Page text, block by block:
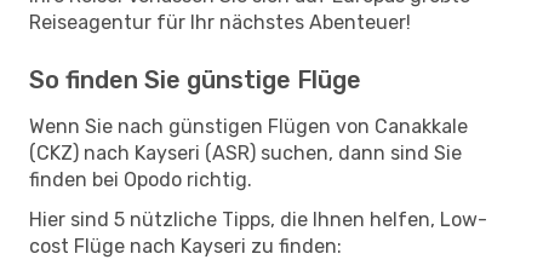
Reiseagentur für Ihr nächstes Abenteuer!
So finden Sie günstige Flüge
Wenn Sie nach günstigen Flügen von Canakkale
(CKZ) nach Kayseri (ASR) suchen, dann sind Sie
finden bei Opodo richtig.
Hier sind 5 nützliche Tipps, die Ihnen helfen, Low-
cost Flüge nach Kayseri zu finden: